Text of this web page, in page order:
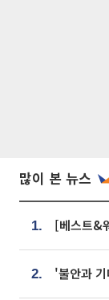
많이 본 뉴스
1.
2.